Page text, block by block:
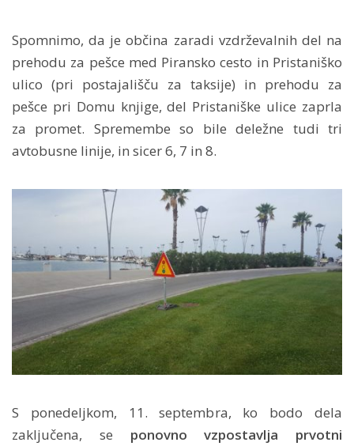
Spomnimo, da je občina zaradi vzdrževalnih del na
prehodu za pešce med Piransko cesto in Pristaniško
ulico (pri postajališču za taksije) in prehodu za
pešce pri Domu knjige, del Pristaniške ulice zaprla
za promet. Spremembe so bile deležne tudi tri
avtobusne linije, in sicer 6, 7 in 8.
S ponedeljkom, 11. septembra, ko bodo dela
zaključena, se ponovno vzpostavlja prvotni